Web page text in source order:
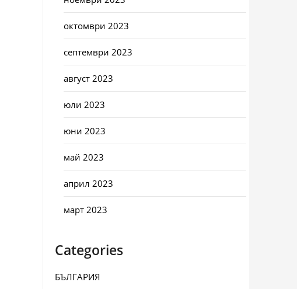
октомври 2023
септември 2023
август 2023
юли 2023
юни 2023
май 2023
април 2023
март 2023
Categories
БЪЛГАРИЯ